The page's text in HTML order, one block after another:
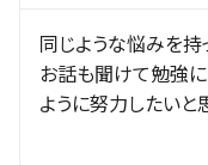
同じような悩みを持
お話も聞けて勉強
ように努力したいと